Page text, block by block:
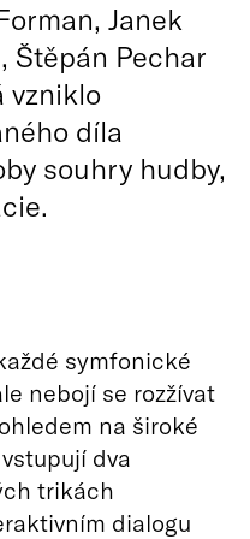
Janek
Štěpán Pechar
vzniklo
díla
souhry hudby,
symfonické
nebojí se rozžívat
na široké
dva
trikách
dialogu